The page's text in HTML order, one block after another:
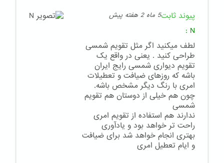
پیوند ثابت5 ماه 2 هفته پیش
N
:
لطف میکنید اگر مثل تقویم شمسی
طراحی کنید . یعنی در واقع یک
تقویم دیواری شمسی رایج ایران
باشه که روزهای ضیافت و تعطیلات
امری با رنگ دیگر مشخص باشه.
چون هم خیلی از دوستان هم تقویم
شمسی
ندارند هم استفاده از تقویم امری
راحت تر خواهد بود و یادآوری
بهتری انجام خواهد شد برای ضیافت
و ایام تعطیل امری